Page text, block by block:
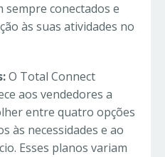
sempre conectados e
às suas atividades no
O Total Connect
aos vendedores a
entre quatro opções
às necessidades e ao
Esses planos variam